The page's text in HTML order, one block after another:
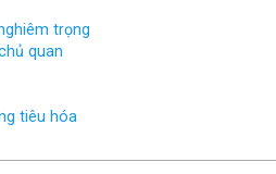
trọng
quan
tiêu hóa